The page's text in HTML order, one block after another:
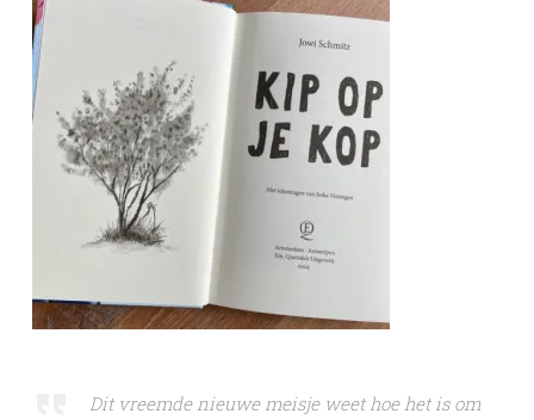
Dit vreemde nieuwe meisje weet hoe het is om